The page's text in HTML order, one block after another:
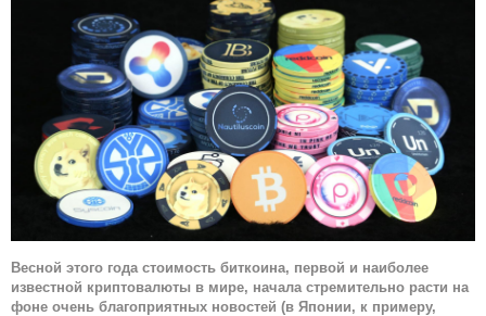
Весной этого года стоимость биткоина, первой и наиболее
известной криптовалюты в мире, начала стремительно расти на
фоне очень благоприятных новостей (в Японии, к примеру,